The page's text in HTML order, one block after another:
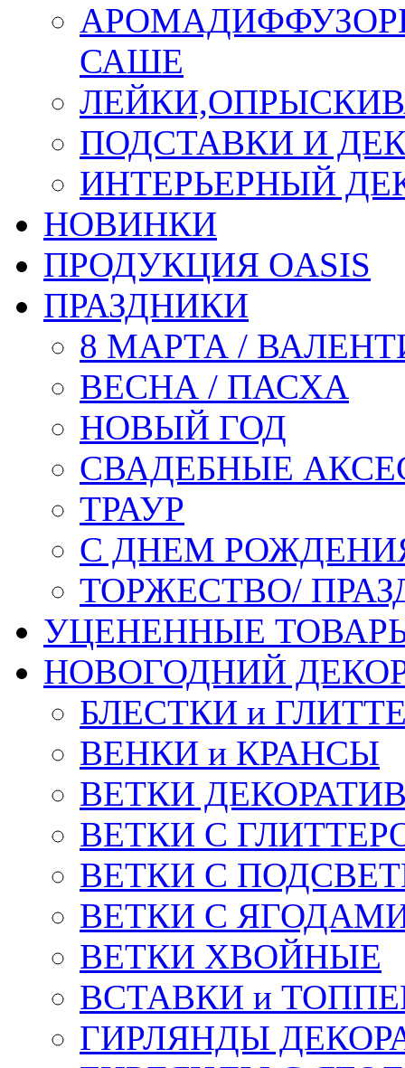
САШЕ
ПОДСТАВКИ И
ИНТЕРЬЕРНЫЙ
НОВИНКИ
ПРОДУКЦИЯ OASIS
ПРАЗДНИКИ
8 МАРТА /
ВЕСНА / ПАСХА
НОВЫЙ ГОД
СВАДЕБНЫЕ
ТРАУР
С ДНЕМ
ТОРЖЕСТВО/
УЦЕНЕННЫЕ
НОВОГОДНИЙ
БЛЕСТКИ и
ВЕНКИ и КРАНСЫ
ВЕТКИ
ВЕТКИ С
ВЕТКИ С
ВЕТКИ С
ВЕТКИ ХВОЙНЫЕ
ВСТАВКИ и
ГИРЛЯНДЫ